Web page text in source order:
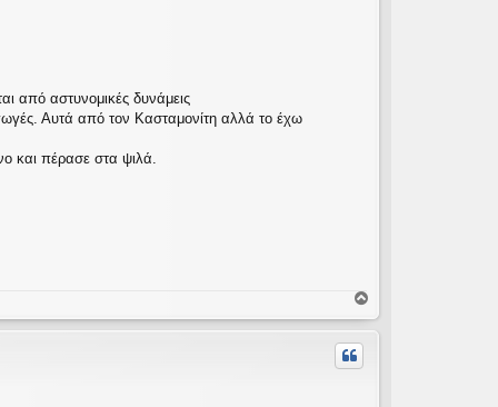
από αστυνομικές δυνάμεις
Αυτά από τον Κασταμονίτη αλλά το έχω
και πέρασε στα ψιλά.
ο
ρ